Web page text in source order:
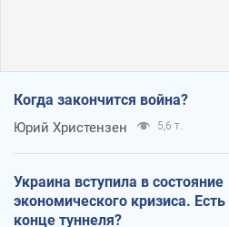
Когда закончится война?
Юрий Христензен 5,6 т.
Украина вступила в состояние
экономического кризиса. Есть
конце туннеля?